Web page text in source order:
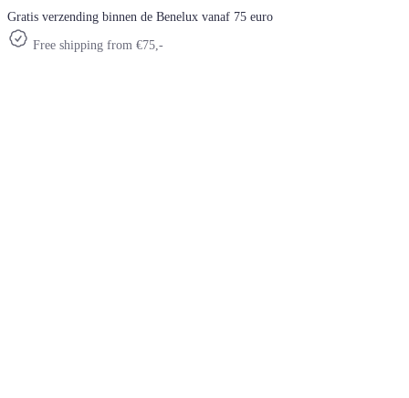
Gratis verzending binnen de Benelux vanaf 75 euro
Free shipping from €75,-